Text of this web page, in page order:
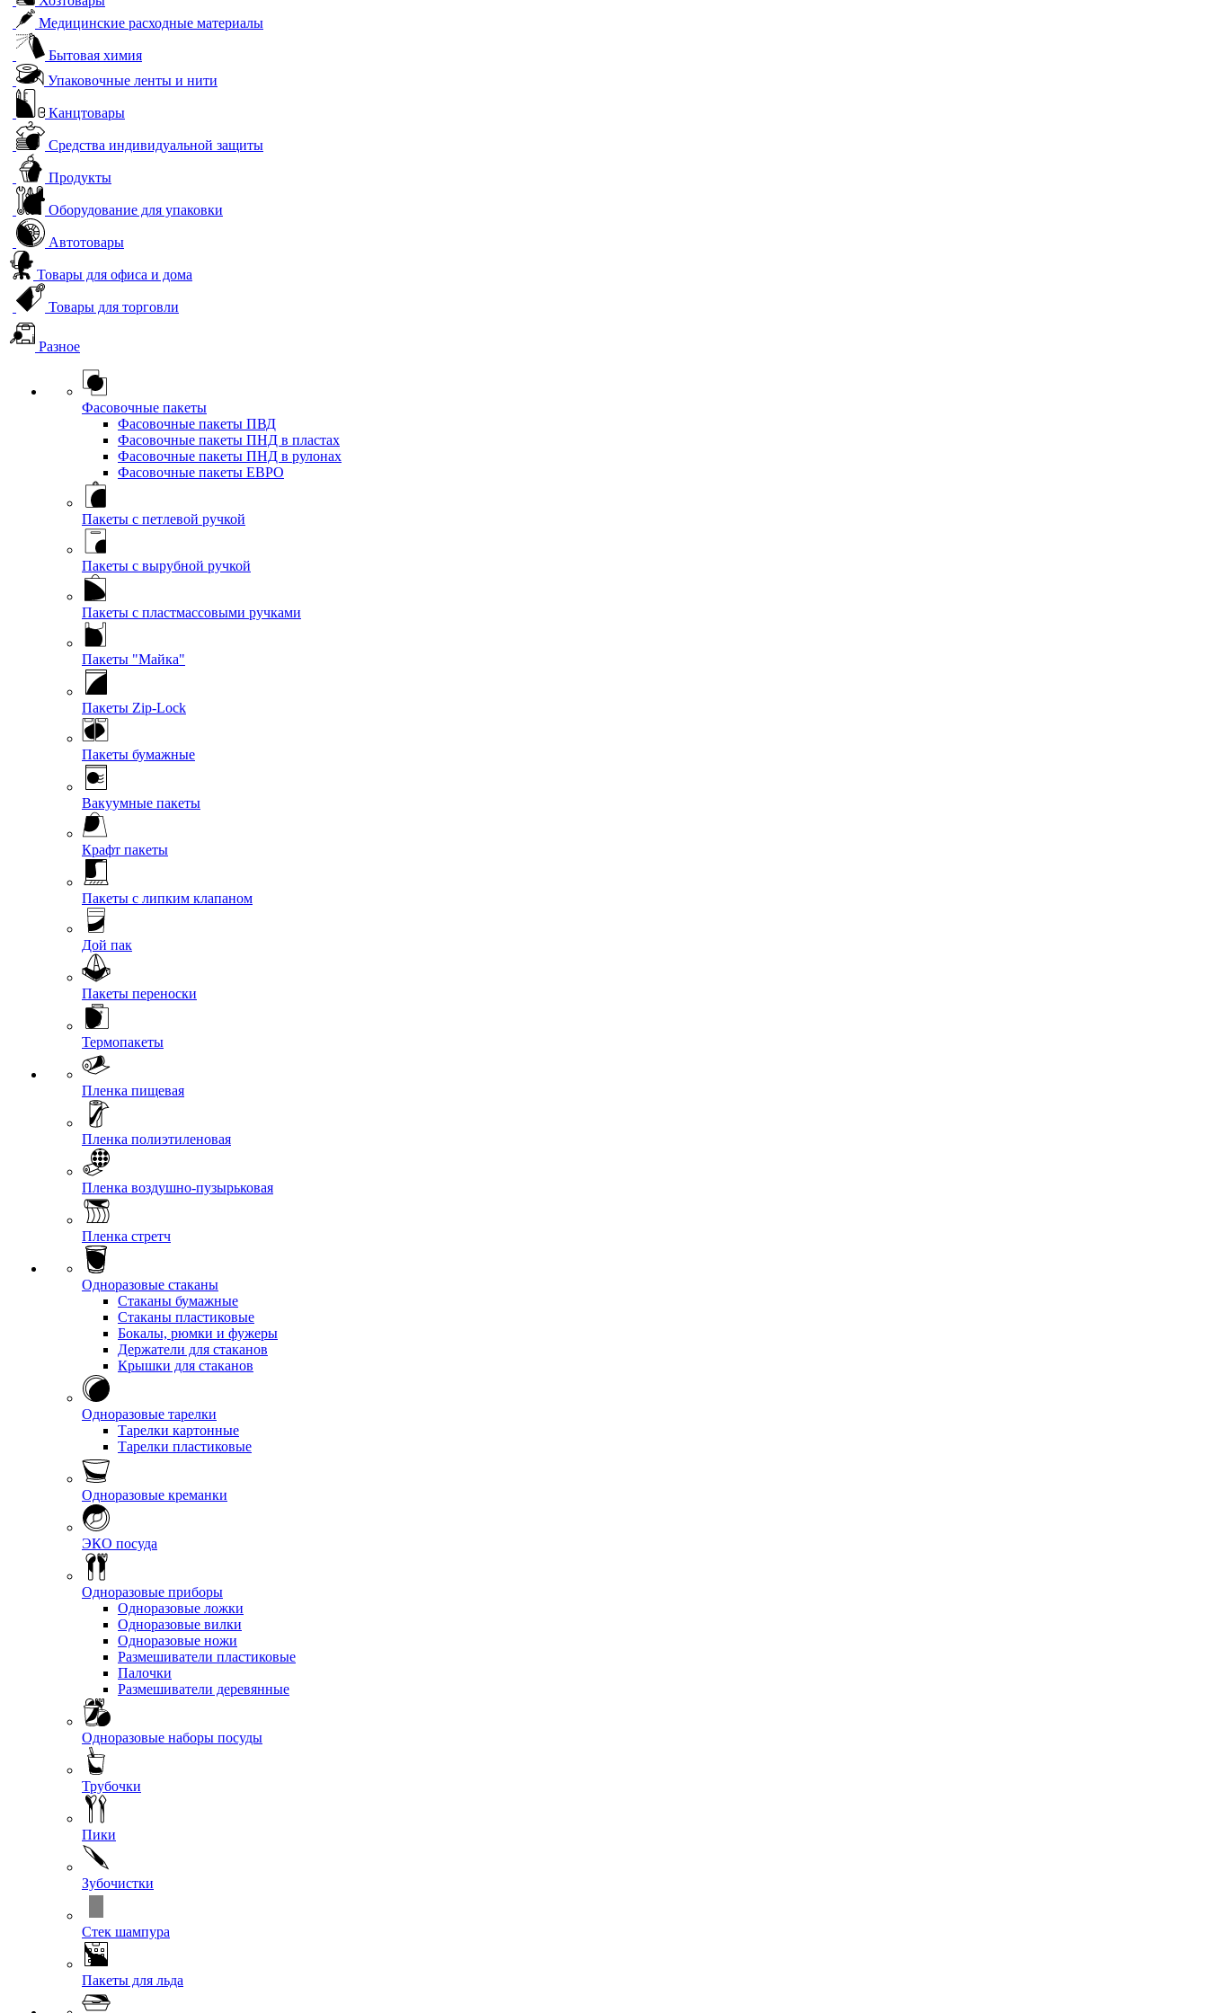
Медицинские расходные материалы
Бытовая химия
Упаковочные ленты и нити
Канцтовары
Средства индивидуальной защиты
Продукты
Оборудование для упаковки
Автотовары
Товары для офиса и дома
Товары для торговли
Разное
Фасовочные пакеты
Фасовочные пакеты ПВД
Фасовочные пакеты ПНД в пластах
Фасовочные пакеты ПНД в рулонах
Фасовочные пакеты ЕВРО
Пакеты с петлевой ручкой
Пакеты с вырубной ручкой
Пакеты с пластмассовыми ручками
Пакеты "Майка"
Пакеты Zip-Lock
Пакеты бумажные
Вакуумные пакеты
Крафт пакеты
Пакеты с липким клапаном
Дой пак
Пакеты переноски
Термопакеты
Пленка пищевая
Пленка полиэтиленовая
Пленка воздушно-пузырьковая
Пленка стретч
Одноразовые стаканы
Стаканы бумажные
Стаканы пластиковые
Бокалы, рюмки и фужеры
Держатели для стаканов
Крышки для стаканов
Одноразовые тарелки
Тарелки картонные
Тарелки пластиковые
Одноразовые креманки
ЭКО посуда
Одноразовые приборы
Одноразовые ложки
Одноразовые вилки
Одноразовые ножи
Размешиватели пластиковые
Палочки
Размешиватели деревянные
Одноразовые наборы посуды
Трубочки
Пики
Зубочистки
Стек шампура
Пакеты для льда